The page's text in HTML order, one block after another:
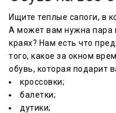
Ищите теплые сапоги, в
А может вам нужна пара
краях? Нам есть что
того, какое за окном
обувь, которая подарит
кроссовки;
балетки;
дутики;